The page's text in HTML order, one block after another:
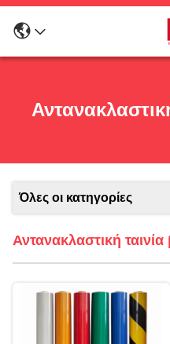
Όλες οι κατηγορίες
Αντανακλαστική ταινία